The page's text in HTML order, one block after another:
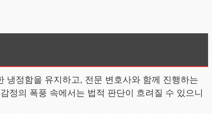
냉정함을 유지하고, 전문 변호사와 함께 진행하는
정의 폭풍 속에서는 법적 판단이 흐려질 수 있으니